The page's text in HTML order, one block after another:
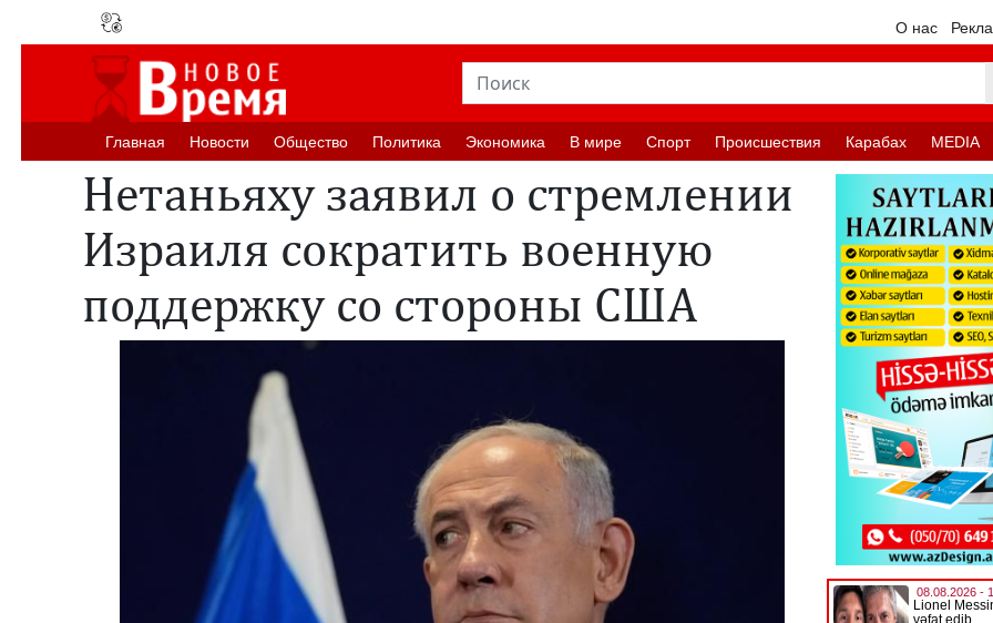
О нас
Главная Новости Oбщество Политика Экономика В мире Спорт Происшествия Карабах MEDIA
Нетаньяху заявил о стремлении
Израиля сократить военную
поддержку со стороны США